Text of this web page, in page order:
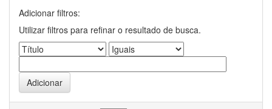
Adicionar filtros:
Utilizar filtros para refinar o resultado de busca.